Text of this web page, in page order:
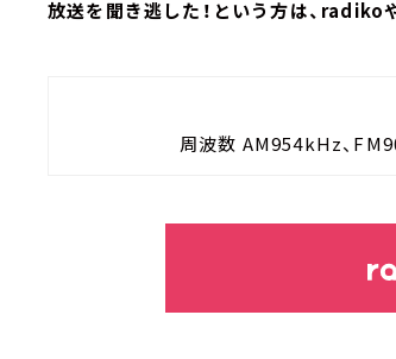
放送を聞き逃した！という方は、radiko
周波数 AM954kHz、